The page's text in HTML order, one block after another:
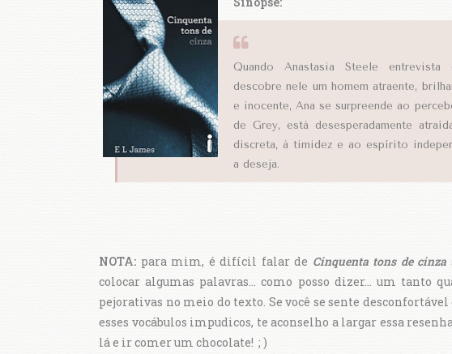
Quando Anastasia Steele
descobre nele um homem atraente,
e inocente, Ana se surpreende ao
de Grey, está desesperadamente
discreta, à timidez e ao espírito
a deseja.
NOTA: para mim, é difícil falar de Cinquenta tons de cinza
colocar algumas palavras... como posso dizer... um tanto
pejorativas no meio do texto. Se você se sente desconfortável
esses vocábulos impudicos, te aconselho a largar essa
lá e ir comer um chocolate! ; )